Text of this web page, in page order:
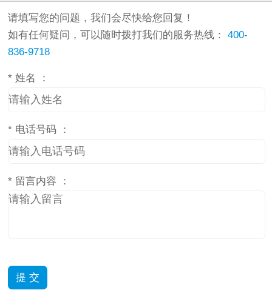
请填写您的问题，我们会尽快给您回复！
如有任何疑问，可以随时拨打我们的服务热线： 400-
836-9718
* 姓名 ：
* 电话号码 ：
* 留言内容 ：